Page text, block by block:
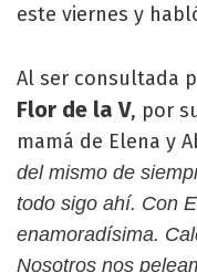
este viernes y
Al ser consultada
Flor de la V, por
mamá de Elena y
del mismo de
todo sigo ahí. Con
enamoradísima.
Nosotros nos